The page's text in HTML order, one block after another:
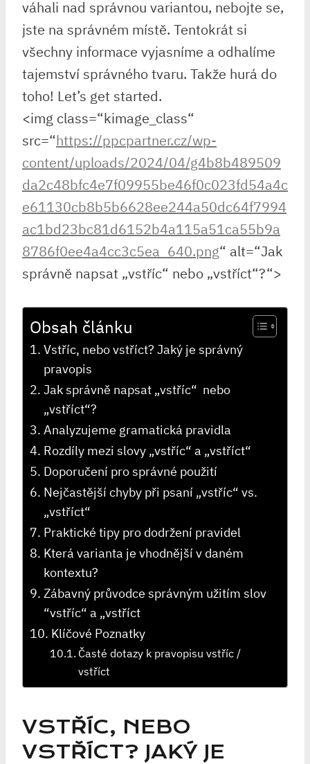
váhali nad správnou variantou, nebojte se,
jste ‌na‌ správném místě.‍ Tentokrát ⁤si
všechny informace vyjasníme a odhalíme
tajemství ⁤správného‍ tvaru. Takže hurá do
toho! Let’s get started.
<img class=“kimage_class“
src=“https://ppcpartner.cz/wp-
content/uploads/2024/04/g4b8b489509
da2c48bfc4e7f09955be46f0c023fd54a4c
e61130cb8b5b6628ee244a50dc64f7994
ac1bd23bc81d6152b4a115a51ca55b9a
8786f0ee4a4cc3c5ea_640.png“ alt=“Jak
správně napsat „vstříc“ nebo „vstříct“?“>
Obsah článku
Vstříc, nebo vstříct? Jaký je správný
pravopis
Jak správně napsat „vstříc“ ‌ nebo‍
„vstříct“?
Analyzujeme ⁤gramatická‌ pravidla
Rozdíly mezi slovy⁣ „vstříc“ ⁣a „vstříct“
Doporučení ‌pro správné ⁣použití
Nejčastější chyby při psaní „vstříc“ vs.
„vstříct“
Praktické tipy pro dodržení pravidel
Která⁢ varianta je vhodnější v daném
kontextu?
Zábavný průvodce​ správným užitím slov
‌“vstříc“‍ a „vstříct
Klíčové Poznatky
Časté dotazy k pravopisu vstříc /
vstříct
VSTŘÍC, NEBO
VSTŘÍCT? JAKÝ JE